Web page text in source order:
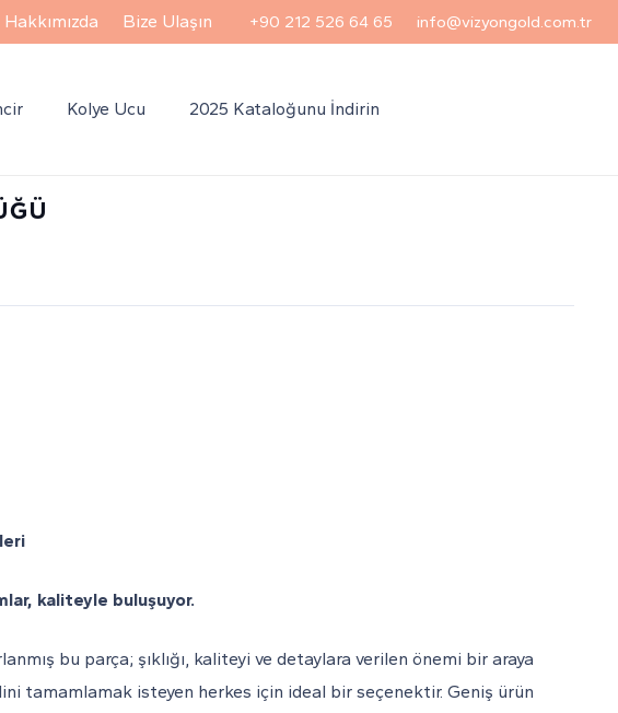
Hakkımızda Bize Ulaşın +90 212 526 64 65 info@vizyongold.com.tr
Kolye Ucu 2025 Kataloğunu İndirin
kaliteyle buluşuyor.
bu parça; şıklığı, kaliteyi ve detaylara verilen önemi bir araya
tamamlamak isteyen herkes için ideal bir seçenektir. Geniş ürün